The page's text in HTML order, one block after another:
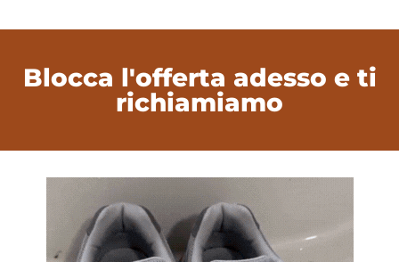
Blocca l'offerta adesso e ti
richiamiamo